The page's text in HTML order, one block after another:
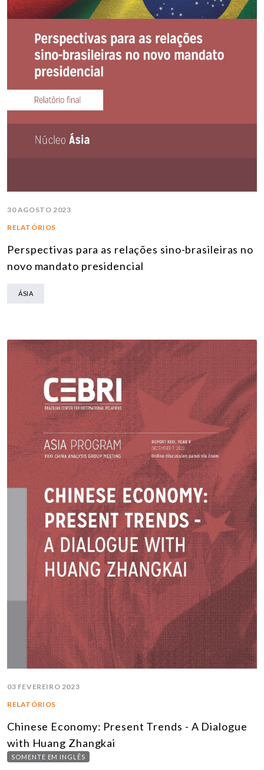
30 AGOSTO 2023
RELATÓRIOS
Perspectivas para as relações sino-brasileiras no
novo mandato presidencial
ÁSIA
03 FEVEREIRO 2023
RELATÓRIOS
Chinese Economy: Present Trends - A Dialogue
with Huang Zhangkai
SOMENTE EM INGLÊS